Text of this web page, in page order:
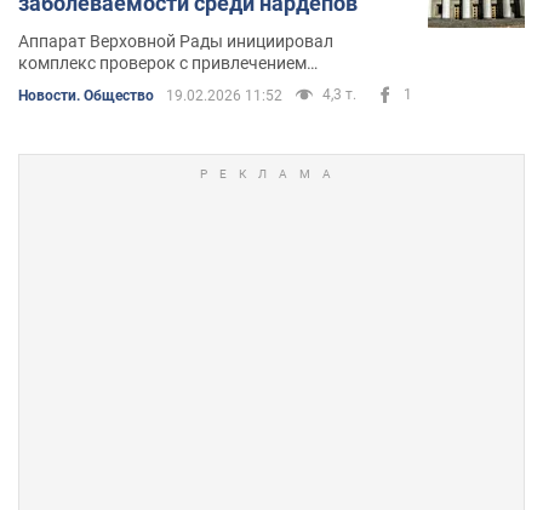
Аппарат Верховной Рады инициировал
комплекс проверок с привлечением
Новости. Общество 19.02.2026 11:52 4,3 т. 1